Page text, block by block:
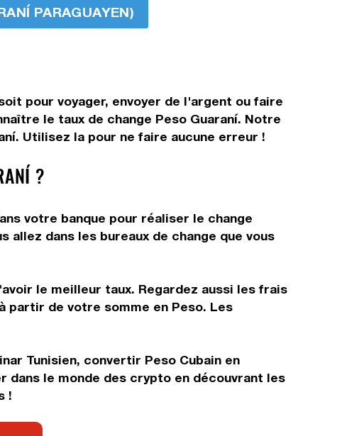
PARAGUAYEN)
pour voyager, envoyer de l'argent ou faire
le taux de change Peso Guaraní. Notre
Utilisez la pour ne faire aucune erreur !
?
votre banque pour réaliser le change
allez dans les bureaux de change que vous
le meilleur taux. Regardez aussi les frais
partir de votre somme en Peso. Les
Tunisien, convertir Peso Cubain en
dans le monde des crypto en découvrant les
!